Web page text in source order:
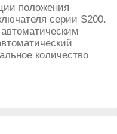
положения
серии S200.
количество